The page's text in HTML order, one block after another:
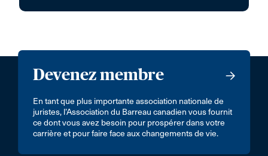
Devenez membre
En tant que plus importante association nationale de
juristes, l’Association du Barreau canadien vous fournit
ce dont vous avez besoin pour prospérer dans votre
carrière et pour faire face aux changements de vie.